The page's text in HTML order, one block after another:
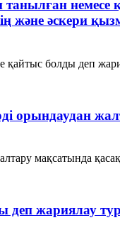
танылған
және әскери
болды деп
мақсатында
деп жариялау